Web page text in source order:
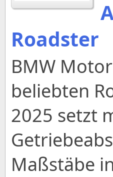
Roadster
BMW
beliebten
2025 setzt
Maßstäbe